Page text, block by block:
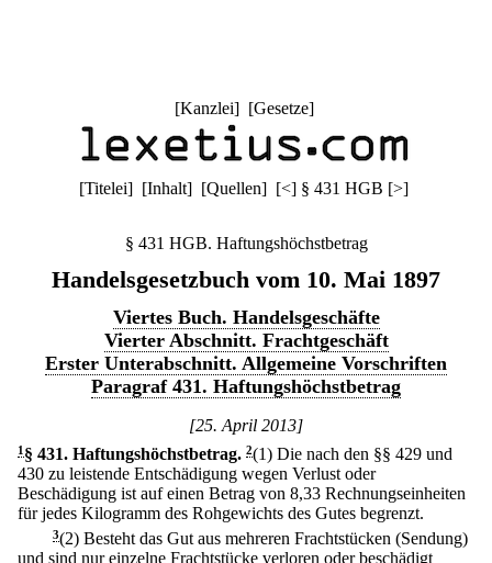
[Kanzlei] [Gesetze]
[Titelei] [Inhalt] [Quellen] [<] § 431 HGB [>]
§ 431 HGB. Haftungshöchstbetrag
Handelsgesetzbuch vom 10. Mai 1897
Viertes Buch. Handelsgeschäfte
Vierter Abschnitt. Frachtgeschäft
Erster Unterabschnitt. Allgemeine Vorschriften
Paragraf 431. Haftungshöchstbetrag
[25. April 2013]
1 § 431. Haftungshöchstbetrag. 2(1) Die nach den §§ 429 und
430 zu leistende Entschädigung wegen Verlust oder
Beschädigung ist auf einen Betrag von 8,33 Rechnungseinheiten
für jedes Kilogramm des Rohgewichts des Gutes begrenzt.
3(2) Besteht das Gut aus mehreren Frachtstücken (Sendung)
und sind nur einzelne Frachtstücke verloren oder beschädigt